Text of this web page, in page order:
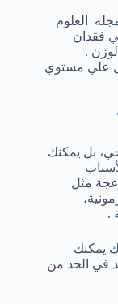
العلوم
فقدان
.
علي مستوي
بل يمكنك
مثل
.
يمكنك
في الحد من